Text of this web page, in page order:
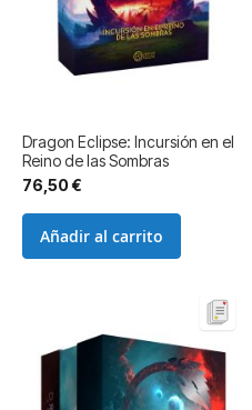
Dragon Eclipse: Incursión en el
Reino de las Sombras
76,50 €
Añadir al carrito